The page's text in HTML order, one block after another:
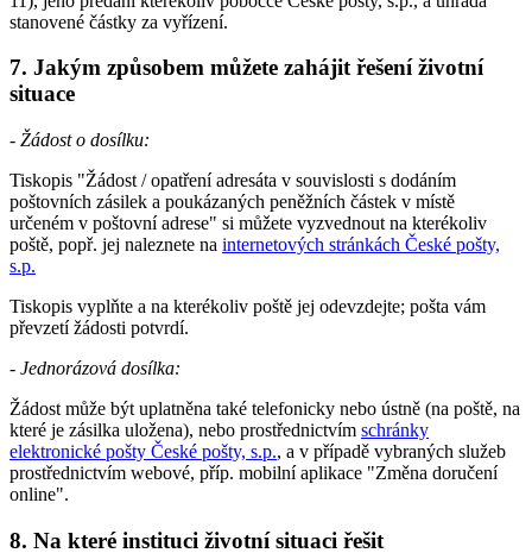
stanovené částky za vyřízení.
7. Jakým způsobem můžete zahájit řešení životní
situace
- Žádost o dosílku:
Tiskopis "Žádost / opatření adresáta v souvislosti s dodáním
poštovních zásilek a poukázaných peněžních částek v místě
určeném v poštovní adrese" si můžete vyzvednout na kterékoliv
poště, popř. jej naleznete na internetových stránkách České pošty,
s.p.
Tiskopis vyplňte a na kterékoliv poště jej odevzdejte; pošta vám
převzetí žádosti potvrdí.
- Jednorázová dosílka:
Žádost může být uplatněna také telefonicky nebo ústně (na poště, na
které je zásilka uložena), nebo prostřednictvím schránky
elektronické pošty České pošty, s.p., a v případě vybraných služeb
prostřednictvím webové, příp. mobilní aplikace "Změna doručení
online".
8. Na které instituci životní situaci řešit